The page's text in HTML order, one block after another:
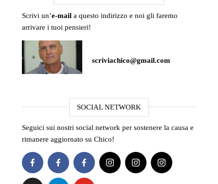
Scrivi un’e-mail a questo indirizzo e noi gli faremo
arrivare i tuoi pensieri!
scriviachico@gmail.com
SOCIAL NETWORK
Seguici sui nostri social network per sostenere la causa e
rimanere aggiornato su Chico!